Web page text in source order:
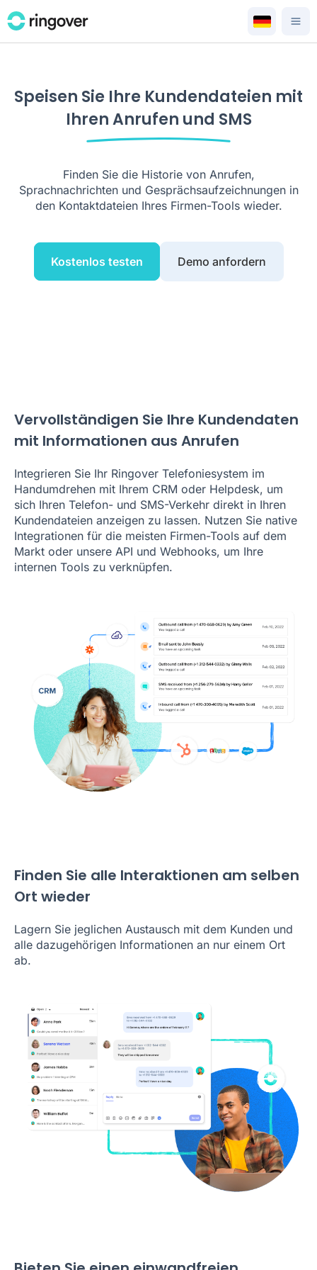
Speisen Sie Ihre Kundendateien mit
Ihren Anrufen und SMS
Finden Sie die Historie von Anrufen,
Sprachnachrichten und Gesprächsaufzeichnungen in
den Kontaktdateien Ihres Firmen-Tools wieder.
Kostenlos testen Demo anfordern
Vervollständigen Sie Ihre Kundendaten
mit Informationen aus Anrufen
Integrieren Sie Ihr Ringover Telefoniesystem im
Handumdrehen mit Ihrem CRM oder Helpdesk, um
sich Ihren Telefon- und SMS-Verkehr direkt in Ihren
Kundendateien anzeigen zu lassen. Nutzen Sie native
Integrationen für die meisten Firmen-Tools auf dem
Markt oder unsere API und Webhooks, um Ihre
internen Tools zu verknüpfen.
Finden Sie alle Interaktionen am selben
Ort wieder
Lagern Sie jeglichen Austausch mit dem Kunden und
alle dazugehörigen Informationen an nur einem Ort
ab.